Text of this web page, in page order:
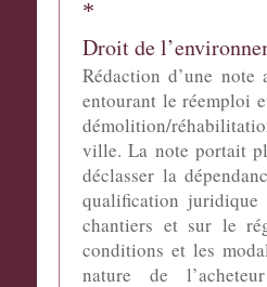
*
Droit de
Rédaction d’une
entourant le réemploi
démolition/
ville. La note portait
déclasser la
qualification juridique
chantiers et sur le
conditions et les
nature de